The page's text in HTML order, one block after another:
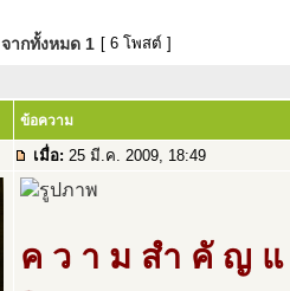
จากทั้งหมด 1 [ 6 โพสต์ ]
ข้อความ
เมื่อ: 25 มี.ค. 2009, 18:49
ค ว า ม สำ คั ญ